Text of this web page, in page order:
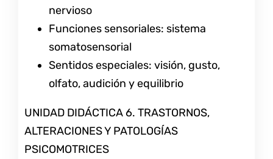
nervioso
Funciones sensoriales: sistema
somatosensorial
Sentidos especiales: visión, gusto,
olfato, audición y equilibrio
UNIDAD DIDÁCTICA 6. TRASTORNOS,
ALTERACIONES Y PATOLOGÍAS
PSICOMOTRICES